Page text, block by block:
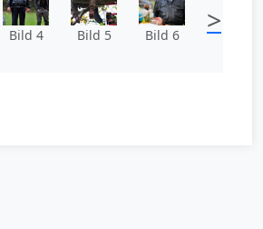
Bild 4 Bild 5 Bild 6 >